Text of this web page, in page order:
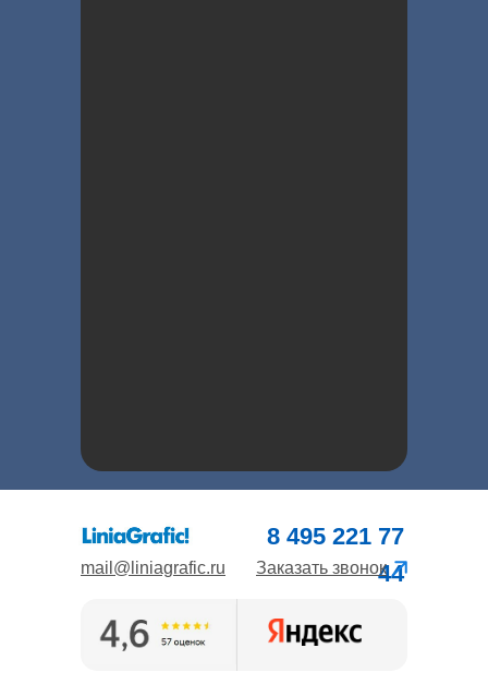
8 495 221 77
44
Заказать звонок
mail@liniagrafic.ru